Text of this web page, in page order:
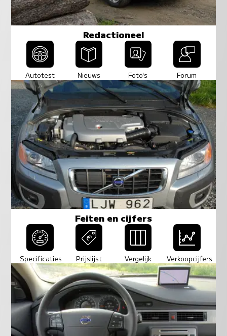
Redactioneel
Autotest Nieuws Foto's Forum
Feiten en cijfers
Specificaties Prijslijst Vergelijk Verkoopcijfers